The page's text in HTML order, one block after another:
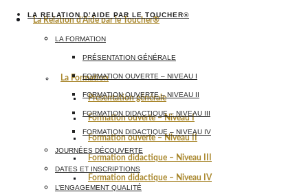
La Relation d’Aide par le Toucher®
La Formation
Présentation générale
Formation ouverte – Niveau I
Formation ouverte – Niveau II
Formation didactique – Niveau III
Formation didactique – Niveau IV
LA RELATION D’AIDE PAR LE TOUCHER®
LA FORMATION
PRÉSENTATION GÉNÉRALE
FORMATION OUVERTE – NIVEAU I
FORMATION OUVERTE – NIVEAU II
FORMATION DIDACTIQUE – NIVEAU III
FORMATION DIDACTIQUE – NIVEAU IV
JOURNÉES DÉCOUVERTE
DATES ET INSCRIPTIONS
L’ENGAGEMENT QUALITÉ